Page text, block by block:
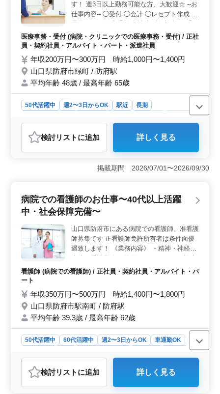
あります。雇用・労災・健康・厚生の充実した福利厚生
が備わっています。働きながら充実感を実感できる環境
です。
す！ 週3日以上勤務可能な方、大歓迎☆ --お
仕事内容-- ◯受付 ◯会計 ◯レセプト作成 ◯
内科 ◯消化器内科 ◯整形外科 ◯リハビリテ
ーション科 ◯眼科 今までの経験を活かして
方、積極的に採用中です！ 皆様の応募お待
ちしています♪
医療事務・受付 (病院・クリニックでの医療事務・受付) / 正社
員・契約社員・アルバイト・パート・派遣社員
年収200万円〜300万円 時給1,000円〜1,400円
山口県防府市緑町 / 防府駅
平均年齢 48歳 / 最高年齢 65歳
50代活躍中 週2〜3日からOK 駅近
長期
派遣社員
医療事務・受付
おすすめポイント
＜中高年優遇＞ 中高年が活躍できる病院の医療事務業
務の求人。週3日以上の柔軟な働き方が可能で、資格不
問。経験豊富な方を歓迎し、残業が少なくワークライフ
療補助など医療事務業務全般。診療科目も多岐にわた
り、幅広い医療知識を生かせるやりがいのある仕事を提
活かして働ける求人です。ベテランシニアの方や女性歯
科医師も積極的に採用中で、経験豊かな方々と共に働け
るアットホームな環境が整っています。
検討リスト に追加 詳しく見る
掲載期間 2026/07/01〜2026/09/30
病院での看護師のお仕事〜40代以上活躍
中・社会保障完備〜
山口県防府市にある病院での看護師、准看護
師募集です 正看護師免許所有者は条件面優
遇致します！ 《業務内容》 ・精神・神経科
器具の受け渡し ・血液検査、尿検査 ・入院
上のベテラン新規採用実績あり 夜勤なし
で、ワークライフバランス重視の働き方もで
きます！ ぜひ今までの経験を生かしてくだ
さい！ 【備考】 ＊大型連休も取得しやすい
環境 ＊50代歓迎 ＊夜勤・残業少なめの求人
です ＊業時間(早出・遅出等)についてはご希
望承ります
看護師 (病院での看護師) / 正社員・契約社員・アルバイト・パ
ート
年収350万円〜500万円 時給1,400円〜1,800円
山口県防府市駅南町 / 防府駅
平均年齢 39.3歳 / 最高年齢 62歳
50代活躍中 60代活躍中 週2〜3日からOK
車通勤OK
アルバイト・パート
おすすめポイント
＜経験者優遇・ワークライフバランスを重視＞ 病院で
検討リスト に追加 詳しく見る